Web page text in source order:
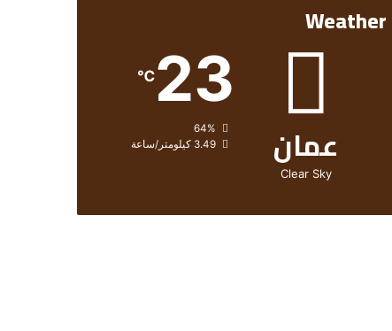
Weather
عمان
Clear Sky
23
℃
الرطوبة:
الرياح:3.49 كيلومتر/ساعة